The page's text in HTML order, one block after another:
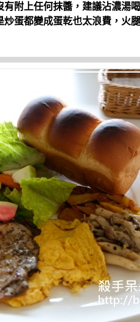
有附上任何抹醬，建議沾濃湯
蛋都變成蛋乾也太浪費，火